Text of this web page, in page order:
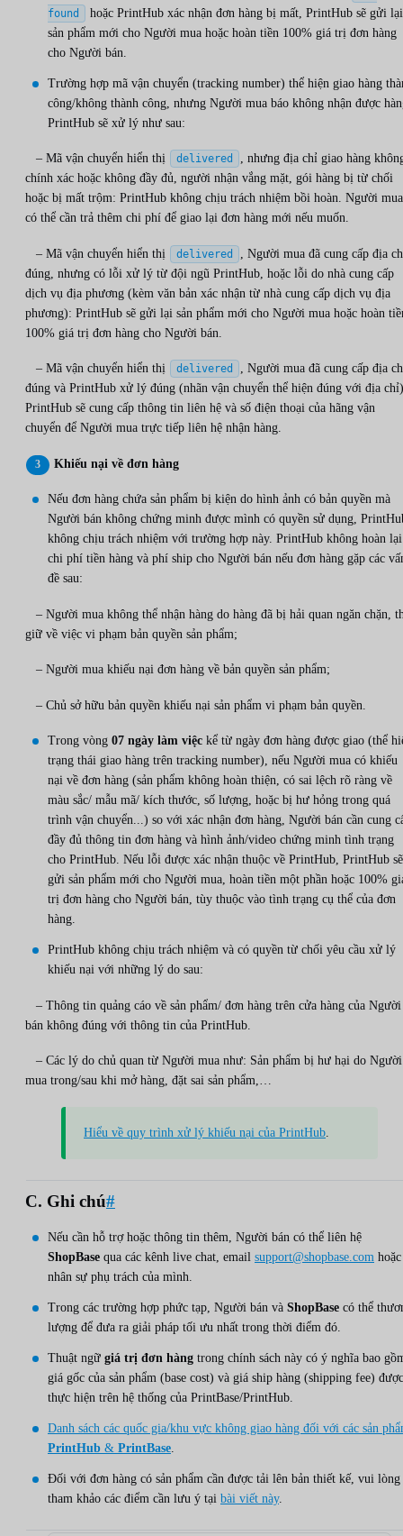
found
hoặc PrintHub xác nhận đơn hàng bị mất, PrintHub sẽ gửi lại
sản phẩm mới cho Người mua hoặc hoàn tiền 100% giá trị đơn hàng
cho Người bán.
Trường hợp mã vận chuyển (tracking number) thể hiện giao hàng
công/không thành công, nhưng Người mua báo không nhận được
PrintHub sẽ xử lý như sau:
– Mã vận chuyển hiển thị delivered
, nhưng địa chỉ giao hàng
chính xác hoặc không đầy đủ, người nhận vắng mặt, gói hàng bị từ chối
hoặc bị mất trộm: PrintHub không chịu trách nhiệm bồi hoàn. Người mua
có thể cần trả thêm chi phí để giao lại đơn hàng mới nếu muốn.
– Mã vận chuyển hiển thị delivered
, Người mua đã cung cấp địa
đúng, nhưng có lỗi xử lý từ đội ngũ PrintHub, hoặc lỗi do nhà cung cấp
dịch vụ địa phương (kèm văn bản xác nhận từ nhà cung cấp dịch vụ địa
phương): PrintHub sẽ gửi lại sản phẩm mới cho Người mua hoặc hoàn
100% giá trị đơn hàng cho Người bán.
– Mã vận chuyển hiển thị delivered
, Người mua đã cung cấp địa
đúng và PrintHub xử lý đúng (nhãn vận chuyển thể hiện đúng với địa
PrintHub sẽ cung cấp thông tin liên hệ và số điện thoại của hãng vận
chuyển để Người mua trực tiếp liên hệ nhận hàng.
Khiếu nại về đơn hàng
Nếu đơn hàng chứa sản phẩm bị kiện do hình ảnh có bản quyền mà
Người bán không chứng minh được mình có quyền sử dụng,
không chịu trách nhiệm với trường hợp này. PrintHub không hoàn lại
chi phí tiền hàng và phí ship cho Người bán nếu đơn hàng gặp các
đề sau:
– Người mua không thể nhận hàng do hàng đã bị hải quan ngăn chặn,
giữ về việc vi phạm bản quyền sản phẩm;
– Người mua khiếu nại đơn hàng về bản quyền sản phẩm;
– Chủ sở hữu bản quyền khiếu nại sản phẩm vi phạm bản quyền.
Trong vòng 07 ngày làm việc kể từ ngày đơn hàng được giao (thể
trạng thái giao hàng trên tracking number), nếu Người mua có khiếu
nại về đơn hàng (sản phẩm không hoàn thiện, có sai lệch rõ ràng về
màu sắc/ mẫu mã/ kích thước, số lượng, hoặc bị hư hỏng trong quá
trình vận chuyển...) so với xác nhận đơn hàng, Người bán cần cung
đầy đủ thông tin đơn hàng và hình ảnh/video chứng minh tình trạng
cho PrintHub. Nếu lỗi được xác nhận thuộc về PrintHub, PrintHub sẽ
gửi sản phẩm mới cho Người mua, hoàn tiền một phần hoặc 100%
trị đơn hàng cho Người bán, tùy thuộc vào tình trạng cụ thể của đơn
hàng.
PrintHub không chịu trách nhiệm và có quyền từ chối yêu cầu xử lý
khiếu nại với những lý do sau:
– Thông tin quảng cáo về sản phẩm/ đơn hàng trên cửa hàng của Người
bán không đúng với thông tin của PrintHub.
– Các lý do chủ quan từ Người mua như: Sản phẩm bị hư hại do Người
mua trong/sau khi mở hàng, đặt sai sản phẩm,…
Hiểu về quy trình xử lý khiếu nại của PrintHub
C. Ghi chú#
Nếu cần hỗ trợ hoặc thông tin thêm, Người bán có thể liên hệ
ShopBase qua các kênh live chat, email support@shopbase.com hoặc
nhân sự phụ trách của mình.
Trong các trường hợp phức tạp, Người bán và ShopBase có thể
lượng để đưa ra giải pháp tối ưu nhất trong thời điểm đó.
Thuật ngữ giá trị đơn hàng trong chính sách này có ý nghĩa bao
giá gốc của sản phẩm (base cost) và giá ship hàng (shipping fee) được
thực hiện trên hệ thống của PrintBase/PrintHub.
Danh sách các quốc gia/khu vực không giao hàng đối với các sản
PrintHub & PrintBase.
Đối với đơn hàng có sản phẩm cần được tải lên bản thiết kế, vui lòng
tham khảo các điểm cần lưu ý tại bài viết này.